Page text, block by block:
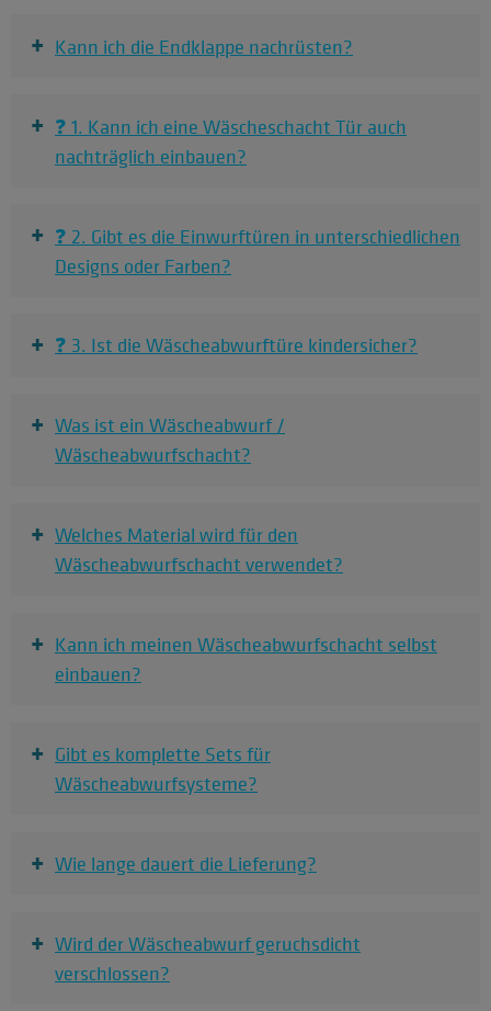
+ Kann ich die Endklappe nachrüsten?
+ ❓ 1. Kann ich eine Wäscheschacht Tür auch
nachträglich einbauen?
+ ❓ 2. Gibt es die Einwurftüren in unterschiedlichen
Designs oder Farben?
+ ❓ 3. Ist die Wäscheabwurftüre kindersicher?
+ Was ist ein Wäscheabwurf /
Wäscheabwurfschacht?
+ Welches Material wird für den
Wäscheabwurfschacht verwendet?
+ Kann ich meinen Wäscheabwurfschacht selbst
einbauen?
+ Gibt es komplette Sets für
Wäscheabwurfsysteme?
+ Wie lange dauert die Lieferung?
+ Wird der Wäscheabwurf geruchsdicht
verschlossen?